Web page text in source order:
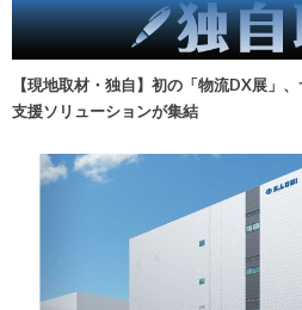
【現地取材・独自】初の「物流DX展」
支援ソリューションが集結